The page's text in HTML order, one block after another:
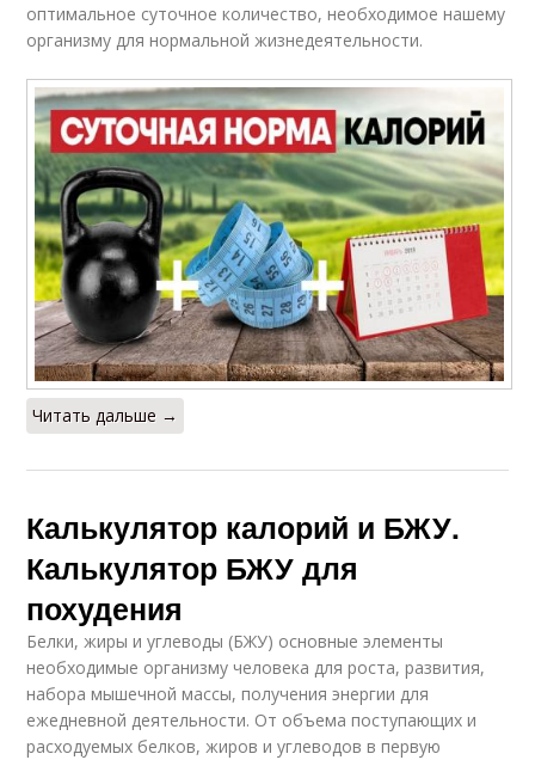
оптимальное суточное количество, необходимое нашему
организму для нормальной жизнедеятельности.
Читать дальше →
Калькулятор калорий и БЖУ.
Калькулятор БЖУ для
похудения
Белки, жиры и углеводы (БЖУ) основные элементы
необходимые организму человека для роста, развития,
набора мышечной массы, получения энергии для
ежедневной деятельности. От объема поступающих и
расходуемых белков, жиров и углеводов в первую